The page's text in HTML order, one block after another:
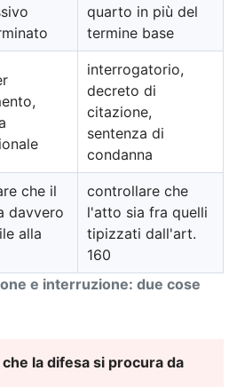
e interruzione: due cose
quarto in più del
termine base
interrogatorio,
decreto di
citazione,
sentenza di
condanna
che il
davvero
alla
controllare che
l'atto sia fra quelli
tipizzati dall'art.
160
la difesa si procura da